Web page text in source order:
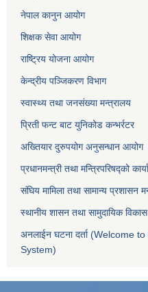
नेपाल कानुन आयोग
शिक्षक सेवा आयोग
राष्ट्रिय योजना आयोग
केन्द्रीय पञ्जिकरण विभाग
स्वास्थ्य तथा जनसंख्या मन्त्रालय
प्रिती फन्ट बाट युनिकोड कन्भर्रटर
अख्तियार दुरुपयोग अनुसन्धान आयोग
प्रधानमन्त्री तथा मन्त्रिपरिषद्को
संघिय मामिला तथा सामान्य प्रशासन
स्थानीय शासन तथा सामुदायिक
अनलाईन घटना दर्ता (Welcome
System)